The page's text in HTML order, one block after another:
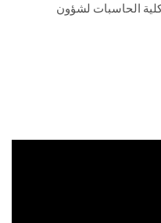
كلية الحاسبات لشؤون